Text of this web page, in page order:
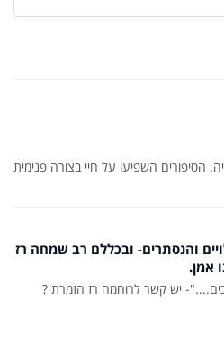
הסיפורים השפיעו על חיי בצורה פנימית
והנסתרים- ובכללם רב שמחה רז
אמן.
יש קשר לרוחמה רז הזמרת ?